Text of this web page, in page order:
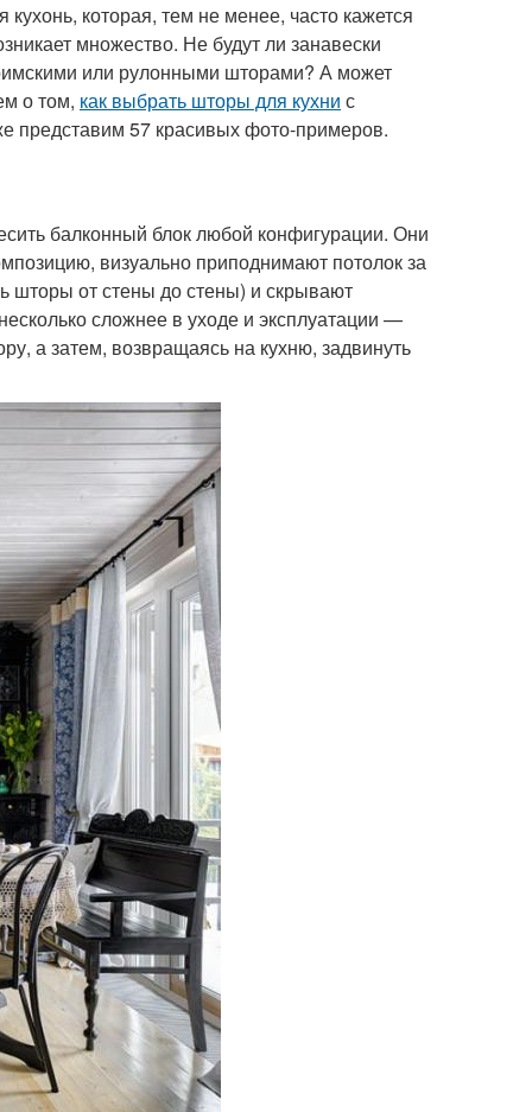
которая, тем не менее, часто кажется
множество. Не будут ли занавески
или рулонными шторами? А может
о том, как выбрать шторы для кухни с
представим 57 красивых фото-примеров.
балконный блок любой конфигурации. Они
визуально приподнимают потолок за
шторы от стены до стены) и скрывают
сложнее в уходе и эксплуатации —
а затем, возвращаясь на кухню, задвинуть